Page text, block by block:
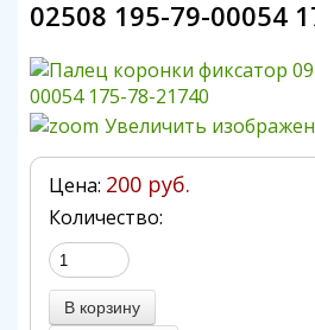
02508 195-79-00054
Увеличить
Цена: 200 руб.
Количество: